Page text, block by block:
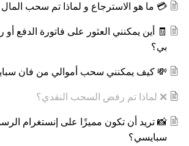
💳 ما هو الاسترجاع و لماذا تم سحب
🧾 أين يمكنني العثور على فاتورة الدفع أو
بي؟
💸 كيف يمكنني سحب أموالي من فان
❌ لماذا تم رفض السحب النقدي؟
📸 تريد أن تكون مميزًا على إنستغرام
سبايسي؟